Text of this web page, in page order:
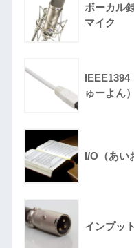
ボーカル
マイク
IEEE1394
ゅーよん）
I/O（あい
インプッ